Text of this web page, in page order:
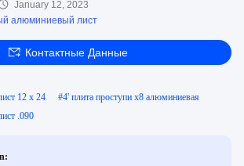
January 12, 2023
алюминиевый лист
Контактные Данные
12 x 24 #4' плита проступи x8 алюминиевая
.090